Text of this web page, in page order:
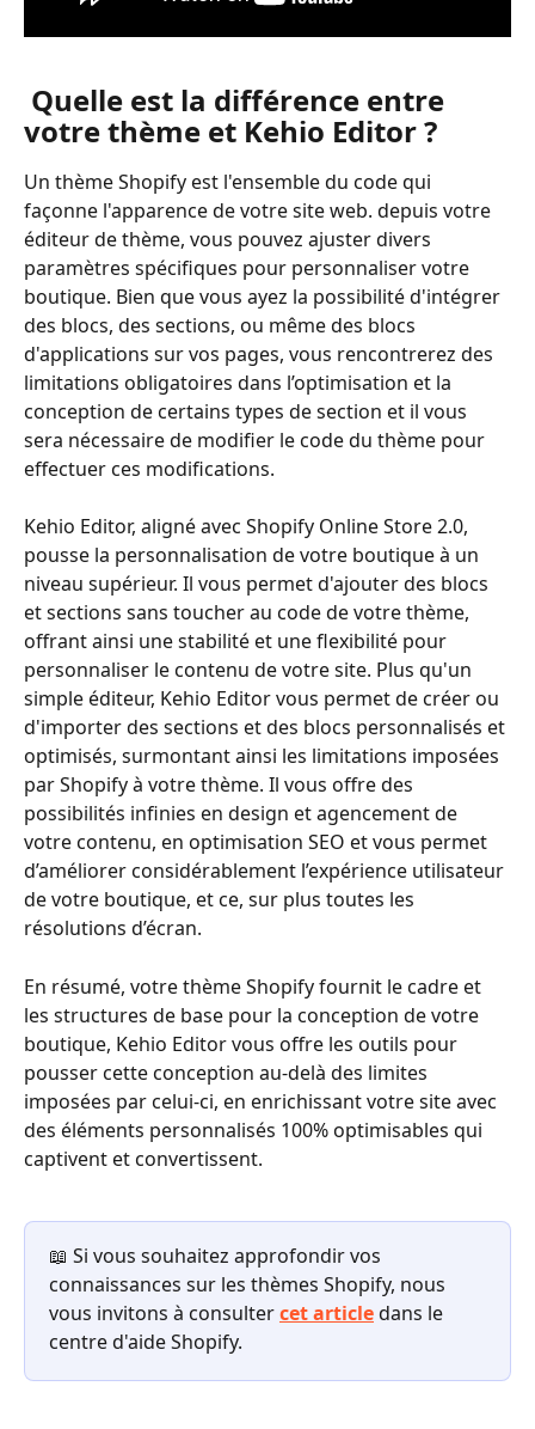
votre thème et Kehio Editor ?
Un thème Shopify est l'ensemble du code qui
façonne l'apparence de votre site web. depuis votre
éditeur de thème, vous pouvez ajuster divers
paramètres spécifiques pour personnaliser votre
boutique. Bien que vous ayez la possibilité d'intégrer
des blocs, des sections, ou même des blocs
d'applications sur vos pages, vous rencontrerez des
limitations obligatoires dans l’optimisation et la
conception de certains types de section et il vous
sera nécessaire de modifier le code du thème pour
effectuer ces modifications.
Kehio Editor, aligné avec Shopify Online Store 2.0,
pousse la personnalisation de votre boutique à un
niveau supérieur. Il vous permet d'ajouter des blocs
et sections sans toucher au code de votre thème,
offrant ainsi une stabilité et une flexibilité pour
personnaliser le contenu de votre site. Plus qu'un
simple éditeur, Kehio Editor vous permet de créer ou
d'importer des sections et des blocs personnalisés et
optimisés, surmontant ainsi les limitations imposées
par Shopify à votre thème. Il vous offre des
possibilités infinies en design et agencement de
votre contenu, en optimisation SEO et vous permet
d’améliorer considérablement l’expérience utilisateur
de votre boutique, et ce, sur plus toutes les
résolutions d’écran.
En résumé, votre thème Shopify fournit le cadre et
les structures de base pour la conception de votre
boutique, Kehio Editor vous offre les outils pour
pousser cette conception au-delà des limites
imposées par celui-ci, en enrichissant votre site avec
des éléments personnalisés 100% optimisables qui
captivent et convertissent.
📖 Si vous souhaitez approfondir vos
connaissances sur les thèmes Shopify, nous
vous invitons à consulter cet article dans le
centre d'aide Shopify.